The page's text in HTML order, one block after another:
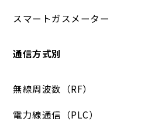
スマートガスメーター
通信方式別
無線周波数（RF）
電力線通信（PLC）